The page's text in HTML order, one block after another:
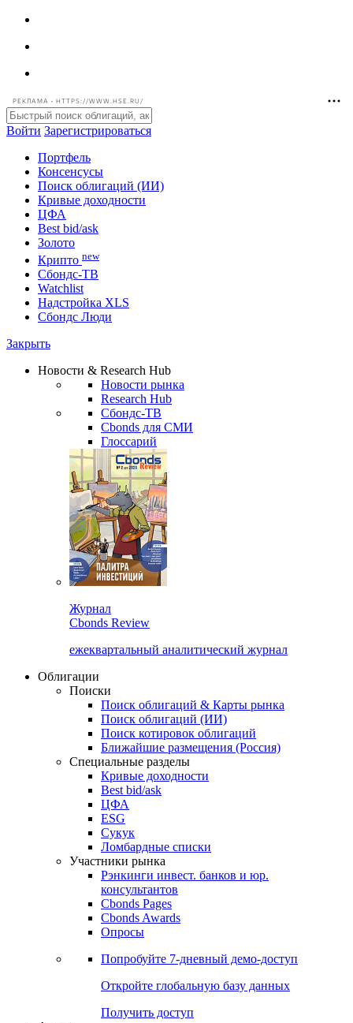
РЕКЛАМА • HTTPS://WWW.HSE.RU/
Войти Зарегистрироваться
Портфель
Консенсусы
Поиск облигаций (ИИ)
Кривые доходности
ЦФА
Best bid/ask
Золото
Крипто new
Watchlist
Сбондс Люди
Новости & Research Hub
Новости рынка
Research Hub
Сбондс-ТВ
Cbonds для СМИ
Глоссарий
Cbonds Review
ежеквартальный аналитический журнал
Облигации
Поиски
Поиск облигаций & Карты рынка
Поиск облигаций (ИИ)
Поиск котировок облигаций
Ближайшие размещения (Россия)
Специальные разделы
Кривые доходности
Best bid/ask
ЦФА
ESG
Сукук
Ломбардные списки
Участники рынка
Рэнкинги инвест. банков и юр.
Cbonds Pages
Опросы
Попробуйте7-дневный